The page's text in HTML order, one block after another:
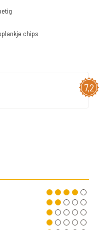
chips
7,2